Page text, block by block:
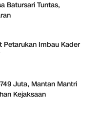
Batursari Tuntas,
Petarukan Imbau Kader
Juta, Mantan Mantri
Kejaksaan